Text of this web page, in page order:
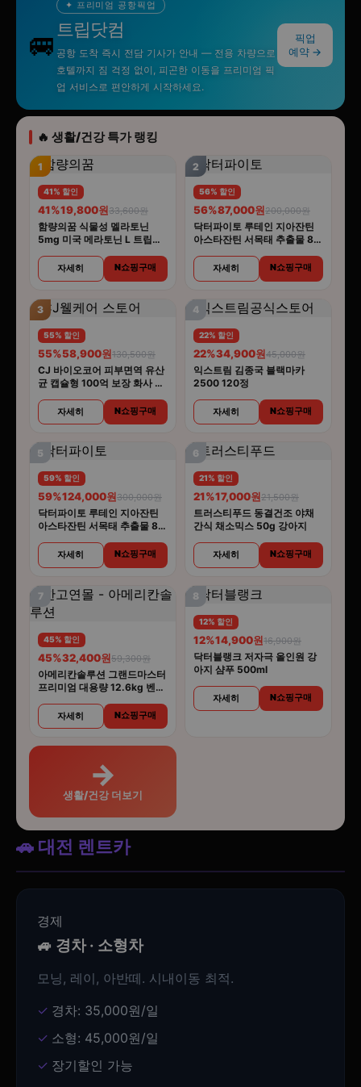
🚐
✦ 프리미엄 공항픽업
트립닷컴
공항 도착 즉시 전담 기사가 안내 — 전용 차량으로
호텔까지 짐 걱정 없이, 피곤한 이동을 프리미엄 픽
업 서비스로 편안하게 시작하세요.
픽업
예약 →
🔥 생활/건강 특가 랭킹
1
41% 할인
41%19,800원33,600원
함량의꿈 식물성 멜라토닌
5mg 미국 메라토닌 L 트립토
자세히 N쇼핑구매
2
56% 할인
56%87,000원200,000원
닥터파이토 루테인 지아잔틴
아스타잔틴 서목태 추출물 8중
자세히 N쇼핑구매
3
55% 할인
55%58,900원130,500원
CJ 바이오코어 피부면역 유산
균 캡슐형 100억 보장 화사 유
자세히 N쇼핑구매
4
22% 할인
22%34,900원45,000원
익스트림 김종국 블랙마카
2500 120정
자세히 N쇼핑구매
5
59% 할인
59%124,000원300,000원
닥터파이토 루테인 지아잔틴
아스타잔틴 서목태 추출물 8중
자세히 N쇼핑구매
6
21% 할인
21%17,000원21,500원
트러스티푸드 동결건조 야채
간식 채소믹스 50g 강아지
자세히 N쇼핑구매
7
45% 할인
45%32,400원59,300원
아메리칸솔루션 그랜드마스터
프리미엄 대용량 12.6kg 벤토
자세히 N쇼핑구매
8
12% 할인
12%14,900원16,900원
닥터블랭크 저자극 올인원 강
아지 샴푸 500ml
자세히 N쇼핑구매
→
생활/건강 더보기
🚗 대전 렌트카
경제
🚙 경차 · 소형차
모닝, 레이, 아반떼. 시내이동 최적.
경차: 35,000원/일
소형: 45,000원/일
장기할인 가능